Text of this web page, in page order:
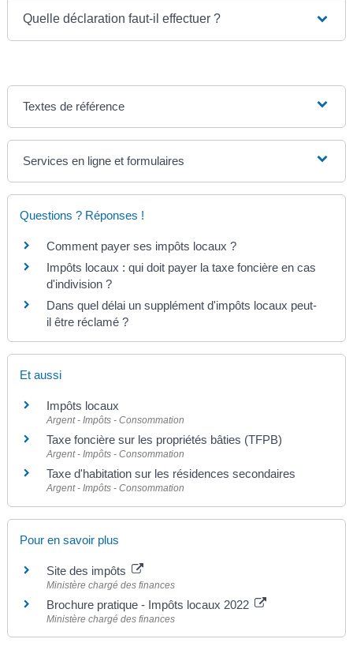
Quelle déclaration faut-il effectuer ?
Textes de référence
Services en ligne et formulaires
Questions ? Réponses !
Comment payer ses impôts locaux ?
Impôts locaux : qui doit payer la taxe foncière en cas
d'indivision ?
Dans quel délai un supplément d'impôts locaux peut-
il être réclamé ?
Et aussi
Impôts locaux
Argent - Impôts - Consommation
Taxe foncière sur les propriétés bâties (TFPB)
Argent - Impôts - Consommation
Taxe d'habitation sur les résidences secondaires
Argent - Impôts - Consommation
Pour en savoir plus
Site des impôts
Ministère chargé des finances
Brochure pratique - Impôts locaux 2022
Ministère chargé des finances